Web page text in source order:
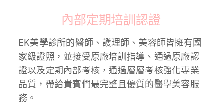
內部定期培訓認證
EK美學診所的醫師、護理師、美容師皆擁有國
家級證照，並接受原廠培訓指導、通過原廠認
證以及定期內部考核，通過層層考核強化專業
品質，帶給貴賓們最完整且優質的醫學美容服
務。